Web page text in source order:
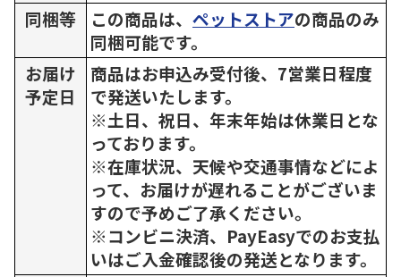
同梱等
この商品は、 ペットストアの商品のみ
同梱可能です。
お届け
予定日
商品はお申込み受付後、7営業日程度
で発送いたします。
※土日、祝日、年末年始は休業日とな
っております。
※在庫状況、天候や交通事情などによ
って、お届けが遅れることがございま
すので予めご了承ください。
※コンビニ決済、PayEasyでのお支払
いはご入金確認後の発送となります。